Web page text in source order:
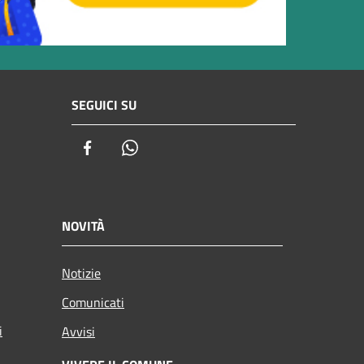
SEGUICI SU
Facebook
NOVITÀ
Notizie
Comunicati
Avvisi